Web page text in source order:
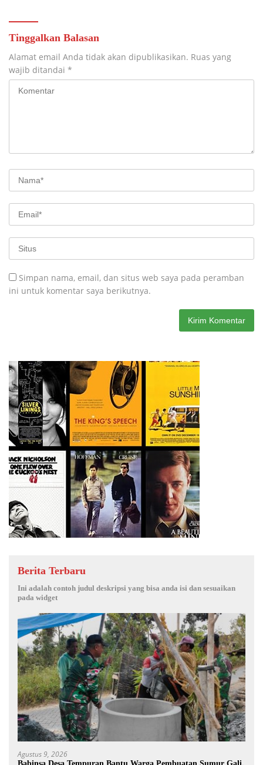
Tinggalkan Balasan
Alamat email Anda tidak akan dipublikasikan. Ruas yang
wajib ditandai *
Simpan nama, email, dan situs web saya pada peramban
ini untuk komentar saya berikutnya.
Berita Terbaru
Ini adalah contoh judul deskripsi yang bisa anda isi dan sesuaikan
pada widget
Agustus 9, 2026